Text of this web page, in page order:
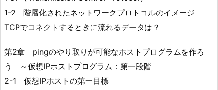
1-2 階層化されたネットワークプロトコルのイメージ
TCPでコネクトするときに流れるデータは？
第2章 pingのやり取りが可能なホストプログラムを作ろ
う ～仮想IPホストプログラム：第一段階
2-1 仮想IPホストの第一目標